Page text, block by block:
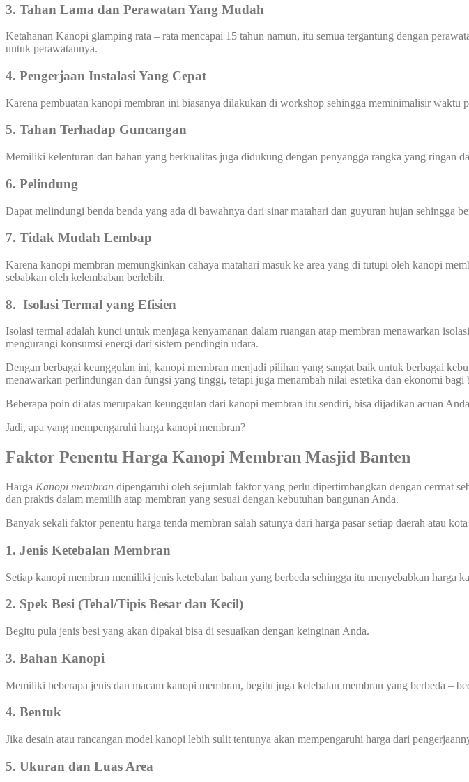
3. Tahan Lama dan Perawatan Yang Mudah
Ketahanan Kanopi glamping rata – rata mencapai 15 tahun namun, itu semua tergantung dengan
untuk perawatannya.
4. Pengerjaan Instalasi Yang Cepat
Karena pembuatan kanopi membran ini biasanya dilakukan di workshop sehingga meminimalisir waktu
5. Tahan Terhadap Guncangan
Memiliki kelenturan dan bahan yang berkualitas juga didukung dengan penyangga rangka yang ringan
6. Pelindung
Dapat melindungi benda benda yang ada di bawahnya dari sinar matahari dan guyuran hujan sehingga
7. Tidak Mudah Lembap
Karena kanopi membran memungkinkan cahaya matahari masuk ke area yang di tutupi oleh kanopi
sebabkan oleh kelembaban berlebih.
8. Isolasi Termal yang Efisien
Isolasi termal adalah kunci untuk menjaga kenyamanan dalam ruangan atap membran menawarkan
mengurangi konsumsi energi dari sistem pendingin udara.
Dengan berbagai keunggulan ini, kanopi membran menjadi pilihan yang sangat baik untuk berbagai
menawarkan perlindungan dan fungsi yang tinggi, tetapi juga menambah nilai estetika dan ekonomi bagi
Beberapa poin di atas merupakan keunggulan dari kanopi membran itu sendiri, bisa dijadikan acuan
Jadi, apa yang mempengaruhi harga kanopi membran?
Faktor Penentu Harga Kanopi Membran Masjid Banten
Harga Kanopi membran dipengaruhi oleh sejumlah faktor yang perlu dipertimbangkan dengan cermat
dan praktis dalam memilih atap membran yang sesuai dengan kebutuhan bangunan Anda.
Banyak sekali faktor penentu harga tenda membran salah satunya dari harga pasar setiap daerah atau
1. Jenis Ketebalan Membran
Setiap kanopi membran memiliki jenis ketebalan bahan yang berbeda sehingga itu menyebabkan harga
2. Spek Besi (Tebal/Tipis Besar dan Kecil)
Begitu pula jenis besi yang akan dipakai bisa di sesuaikan dengan keinginan Anda.
3. Bahan Kanopi
Memiliki beberapa jenis dan macam kanopi membran, begitu juga ketebalan membran yang berbeda –
4. Bentuk
Jika desain atau rancangan model kanopi lebih sulit tentunya akan mempengaruhi harga dari
5. Ukuran dan Luas Area